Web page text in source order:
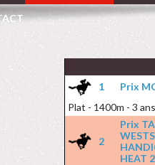
1
Prix
Plat - 1400m - 3
2
Prix
HEAT 2